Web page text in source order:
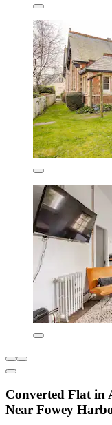
Converted Flat in
Near Fowey